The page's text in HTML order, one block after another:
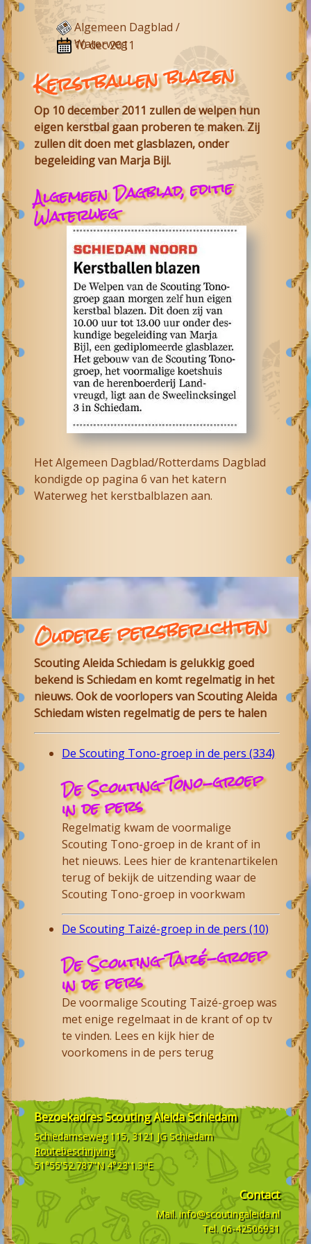
Algemeen Dagblad /
Waterweg
10 dec 2011
Kerstballen blazen
Op 10 december 2011 zullen de welpen hun
eigen kerstbal gaan proberen te maken. Zij
zullen dit doen met glasblazen, onder
begeleiding van Marja Bijl.
Algemeen Dagblad, editie
Waterweg
Het Algemeen Dagblad/Rotterdams Dagblad
kondigde op pagina 6 van het katern
Waterweg het kerstbalblazen aan.
Oudere persberichten
Scouting Aleida Schiedam is gelukkig goed
bekend is Schiedam en komt regelmatig in het
nieuws. Ook de voorlopers van Scouting Aleida
Schiedam wisten regelmatig de pers te halen
De Scouting Tono-groep in de pers (334)
De Scouting Tono-groep
in de pers
Regelmatig kwam de voormalige
Scouting Tono-groep in de krant of in
het nieuws. Lees hier de krantenartikelen
terug of bekijk de uitzending waar de
Scouting Tono-groep in voorkwam
De Scouting Taizé-groep in de pers (10)
De Scouting Taizé-groep
in de pers
De voormalige Scouting Taizé-groep was
met enige regelmaat in de krant of op tv
te vinden. Lees en kijk hier de
voorkomens in de pers terug
BezoekadresScouting Aleida Schiedam
Schiedamseweg 115, 3121 JG Schiedam
Routebeschrijving
51°55'52.787"N 4°23'1.3"E
Contact
Mail. info@scoutingaleida.nl
Tel. 06-42506931